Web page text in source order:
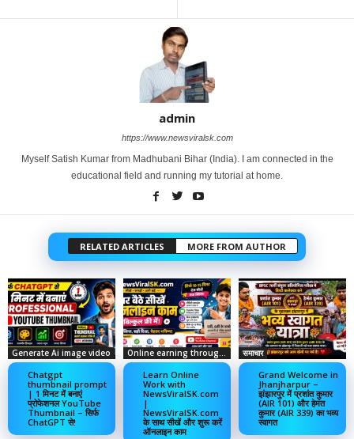
admin
https://www.newsviralsk.com
Myself Satish Kumar from Madhubani Bihar (India). I am connected in the
educational field and running my tutorial at home.
RELATED ARTICLES MORE FROM AUTHOR
Generate Ai image video
Chatgpt
thumbnail prompt
| 1 मिनट में बनाएं
प्रोफेशनल YouTube
Thumbnail – सिर्फ
ChatGPT से!
Online earning through social media
Learn Online
Work with
NewsViralSK.com
|
NewsViralSK.com
के साथ सीखें और शुरू करें
ऑनलाइन काम
समाचार
Grand Welcome in
Jhanjharpur –
झंझारपुर में प्रशांत कुमार
(AIR 101) और हेमंत
कुमार (AIR 339) का भव्य
स्वागत